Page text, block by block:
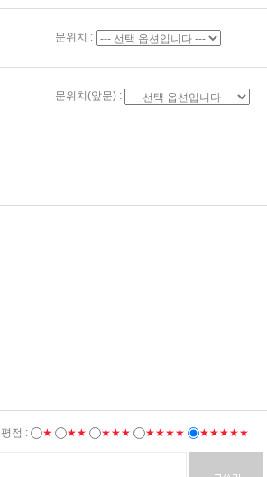
문위치 :
문위치(앞문) :
평점 : ★ ★★ ★★★ ★★★★ ★★★★★